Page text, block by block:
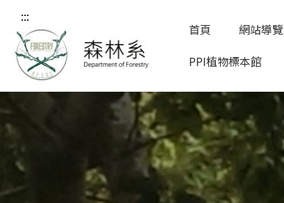
:::
首頁
網站導覽
PPI植物標本館